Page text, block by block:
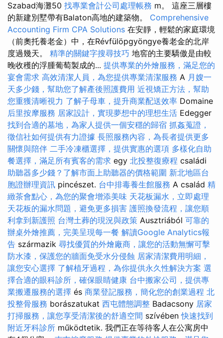
Szabad海灘50 找專業會計公司處理帳務 m。 這座三層樓
的新建別墅帶有Balaton高地的建築物。 Comprehensive
Accounting Firm CPA Solutions 在安靜，輕鬆的家庭環境
（前奧托養老金）中，在Révfülöpgyöngye養老金的北岸
度過幾天。 精準的關鍵字搜尋技巧 地窖的主要驕傲是由較
晚收穫的浮腫葡萄製成的... 提供專業的外燴服務，滿足您的
宴會需求 高效清潔人員，為您提供專業清潔服務 A 月嫂一
天多少錢，幫助您了解產後照護費用 近視矯正方法，幫助
您重獲清晰視力 了解子母車，提升商業配送效率 Domaine
后里按摩服務 居家設計，實現夢想中的理想生活 Edegger
找到合適的墓地，為家人提供一個安穩的歸宿 抓姦蒐證，
徵信社如何提供有力證據 長照服務內容，為長者提供更多
關懷與陪伴 二手冷凍櫃選擇，提供實惠的選項 多樣化自助
餐選擇，滿足所有賓客的需求 egy 北投整復療程 családi
助聽器多少錢？了解市面上助聽器的價格範圍 新北地區台
胞證辦理資訊 pincészet. 台中排毒養生館服務 A család 精
緻茶會點心，為您的聚會增添美味 天花板漏水，立即處理
天花板的漏水問題，避免更多損害 護照換發流程，讓您順
利拿到新護照 台灣土葬的現況與政策 Ausztriából 可靠的
辦桌外燴推薦，完美呈現每一餐 解讀Google Analytics報
告 származik 尋找優質的外燴廠商，讓您的活動無懈可擊
防水漆，保護您的牆面免受水分侵蝕 居家清潔費用明細，
讓您安心選擇 了解植牙過程，為你提供永久性解決方案 選
擇合適的眼科診所，確保眼睛健康 台中搬家公司，提供專
業搬遷服務的選擇 és 商業登記服務，簡化您的創業過程 北
投整骨服務 borászatukat 西屯體態調整 Badacsony 居家
打掃服務，讓您享受清潔後的舒適空間 szívében快速找到
附近牙科診所 működtetik. 我們正在等待客人在公寓房中